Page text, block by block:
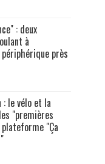
: deux
à
près
: le vélo et la
"premières
"Ça